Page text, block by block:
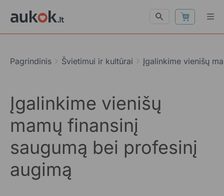
Pagrindinis Švietimui ir kultūrai Įgalinkime vienišų
Įgalinkime vienišų
mamų finansinį
saugumą bei profesinį
augimą